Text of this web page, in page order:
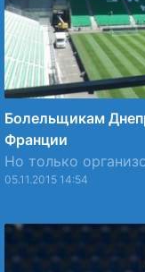
Болельщикам
Франции
Но только
05.11.2015 14:54